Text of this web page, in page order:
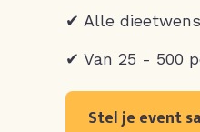
✔ Alle
✔ Van 25 - 500
Stel je event